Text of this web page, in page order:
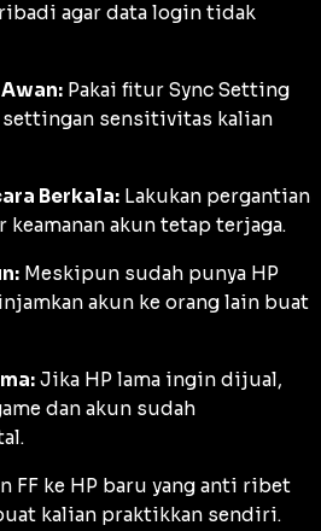
agar data login tidak
Pakai fitur Sync Setting
settingan sensitivitas kalian
Berkala: Lakukan pergantian
keamanan akun tetap terjaga.
Meskipun sudah punya HP
akun ke orang lain buat
Jika HP lama ingin dijual,
dan akun sudah
FF ke HP baru yang anti ribet
kalian praktikkan sendiri.